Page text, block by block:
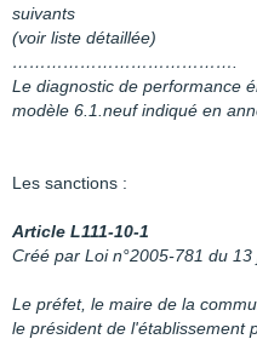
suivants
(voir liste détaillée)
………………………………….
Le diagnostic de performance
modèle 6.1.neuf indiqué en
Les sanctions :
Article L111-10-1
Créé par Loi n°2005-781 du
Le préfet, le maire de la
le président de l'établissement